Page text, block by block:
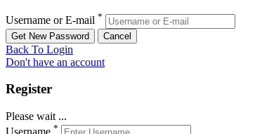
Username or E-mail *
Back To Login
Don't have an account
Register
Please wait ...
*